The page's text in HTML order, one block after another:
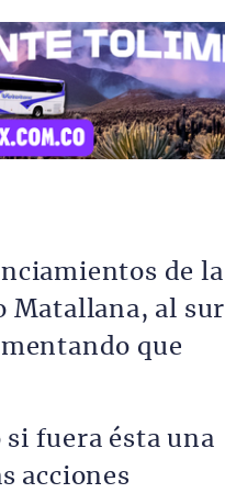
de la
Matallana, al sur
que
si fuera ésta una
acciones